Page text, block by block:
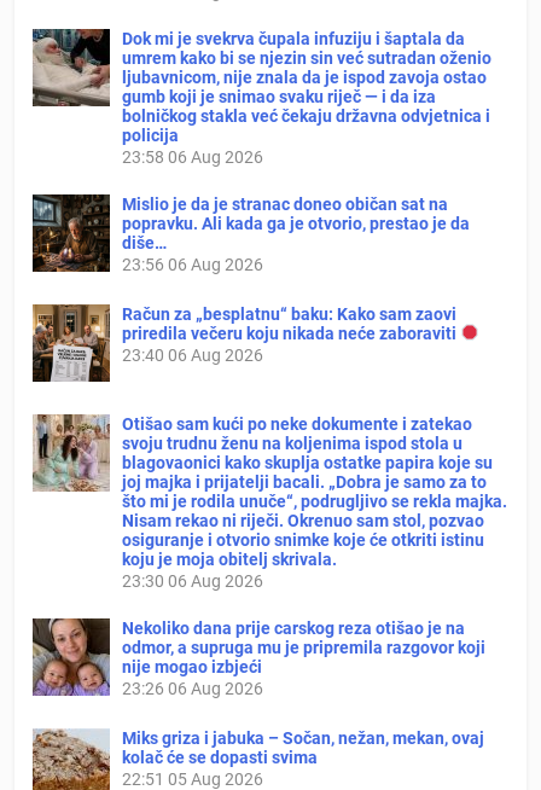
Dok mi je svekrva čupala infuziju i šaptala da
umrem kako bi se njezin sin već sutradan oženio
ljubavnicom, nije znala da je ispod zavoja ostao
gumb koji je snimao svaku riječ — i da iza
bolničkog stakla već čekaju državna odvjetnica i
policija
23:58 06 Aug 2026
Mislio je da je stranac doneo običan sat na
popravku. Ali kada ga je otvorio, prestao je da
diše…
23:56 06 Aug 2026
Račun za „besplatnu“ baku: Kako sam zaovi
priredila večeru koju nikada neće zaboraviti
23:40 06 Aug 2026
Otišao sam kući po neke dokumente i zatekao
svoju trudnu ženu na koljenima ispod stola u
blagovaonici kako skuplja ostatke papira koje su
joj majka i prijatelji bacali. „Dobra je samo za to
što mi je rodila unuče“, podrugljivo se rekla majka.
Nisam rekao ni riječi. Okrenuo sam stol, pozvao
osiguranje i otvorio snimke koje će otkriti istinu
koju je moja obitelj skrivala.
23:30 06 Aug 2026
Nekoliko dana prije carskog reza otišao je na
odmor, a supruga mu je pripremila razgovor koji
nije mogao izbjeći
23:26 06 Aug 2026
Miks griza i jabuka – Sočan, nežan, mekan, ovaj
kolač će se dopasti svima
22:51 05 Aug 2026